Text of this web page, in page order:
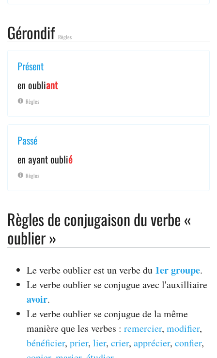
Gérondif Règles
Présent
en oubliant
Règles
Passé
en ayant oublié
Règles
Règles de conjugaison du verbe «
oublier »
Le verbe oublier est un verbe du 1er groupe.
Le verbe oublier se conjugue avec l'auxilliaire
avoir.
Le verbe oublier se conjugue de la même
manière que les verbes : remercier, modifier,
bénéficier, prier, lier, crier, apprécier, confier,